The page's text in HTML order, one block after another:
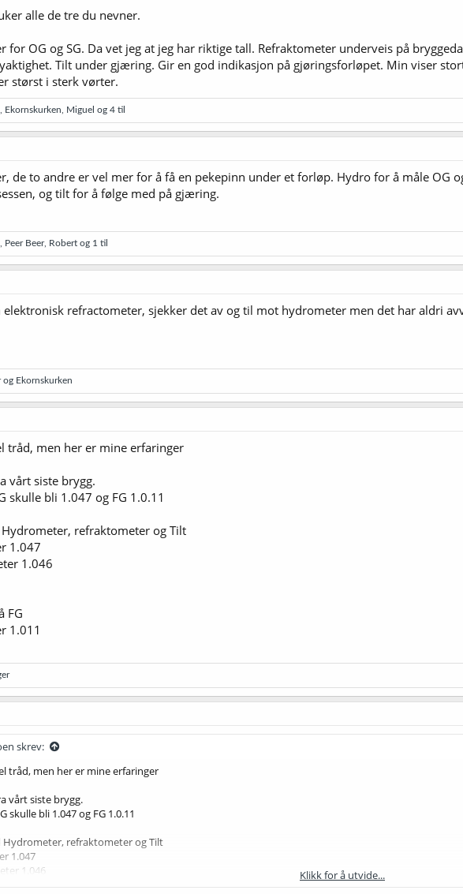
alle de tre du nevner.
for OG og SG. Da vet jeg at jeg har riktige tall. Refraktometer underveis på
Tilt under gjæring. Gir en god indikasjon på gjøringsforløpet. Min viser
størst i sterk vørter.
Ekornskurken Miguel og 4 til
de to andre er vel mer for å få en pekepinn under et forløp. Hydro for å måle OG
og tilt for å følge med på gjæring.
Peer Beer, Robert og 1 til
elektronisk refractometer, sjekker det av og til mot hydrometer men det har aldri
og Ekornskurken
tråd, men her er mine erfaringer
vårt siste brygg.
skulle bli 1.047 og FG 1.0.11
refraktometer og Tilt
1.047
1.046
FG
1.011
skrev:
tråd, men her er mine erfaringer
vårt siste brygg.
skulle bli 1.047 og FG 1.0.11
Hydrometer, refraktometer og Tilt
1.047
1.046
Klikk for å utvide...